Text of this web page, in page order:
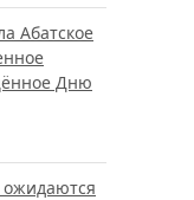
Абатское
Дню
ожидаются